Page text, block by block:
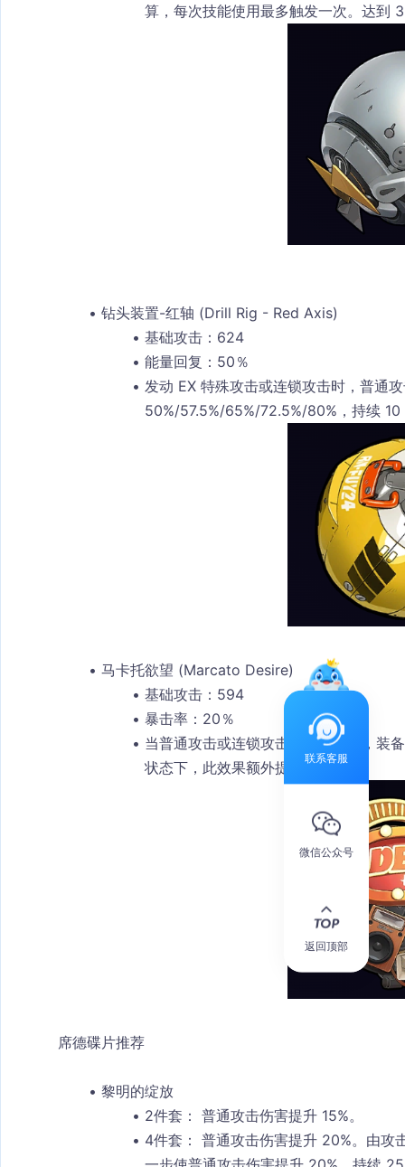
算，每次技能使用最多触发一次。达到
钻头装置-红轴 (Drill Rig - Red Axis)
基础攻击：624
能量回复：50％
发动 EX 特殊攻击或连锁攻击时，普通
50%/57.5%/65%/72.5%/80%，持续
马卡托欲望 (Marcato Desire)
基础攻击：594
暴击率：20％
当普通攻击或连锁攻击袭击敌人时，装
状态下，此效果额外提升 6%。
席德碟片推荐
黎明的绽放
2件套： 普通攻击伤害提升 15%。
4件套： 普通攻击伤害提升 20%。由攻
联系客服
微信公众号
返回顶部